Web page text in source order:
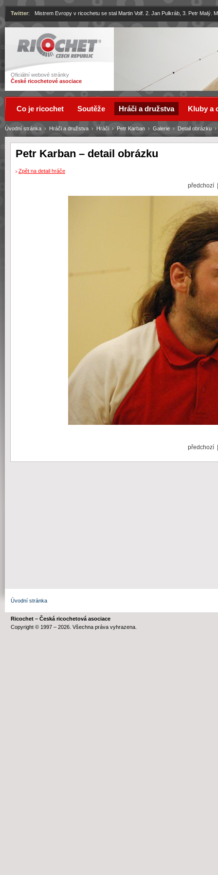
Ricochet
Oficiální webové stránky
České ricochetové asociace
Twitter: Mistrem Evropy v ricochetu se stal Martin Volf. 2. Jan Pulkráb, 3. Petr Malý.
Petr Karban – detail obrázku
Zpět na detail hráče
Úvodní stránka › Hráči a družstva › Hráči › Petr Karban › Galerie › Detail obrázku
Co je ricochet Soutěže Hráči a družstva Kluby a
Úvodní stránka
Ricochet – Česká ricochetová asociace
Copyright © 1997 – 2026. Všechna práva vyhrazena.